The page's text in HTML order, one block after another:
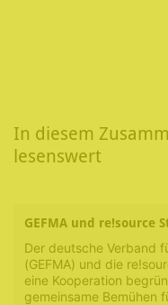
In diesem
lesenswert
GEFMA und re!source
Der deutsche Verband
(GEFMA) und die
eine Kooperation
gemeinsame Bemühen